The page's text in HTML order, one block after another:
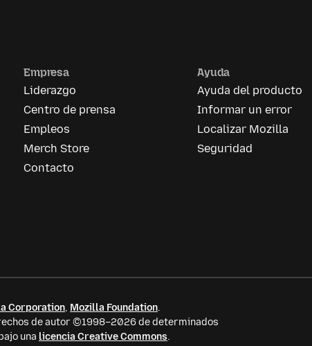
Empresa
Liderazgo
Centro de prensa
Empleos
Merch Store
Contacto
Ayuda
Ayuda del producto
Informar un error
Localizar Mozilla
Seguridad
Corporation, Mozilla Foundation.
de autor ©1998–2026 de determinados
una licencia Creative Commons.